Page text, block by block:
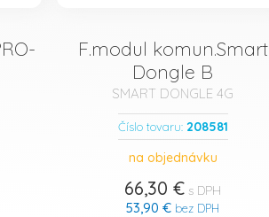
F.modul komun.Smart
Dongle B
SMART DONGLE 4G
Číslo tovaru: 208581
na objednávku
66,30 € s DPH
53,90 € bez DPH